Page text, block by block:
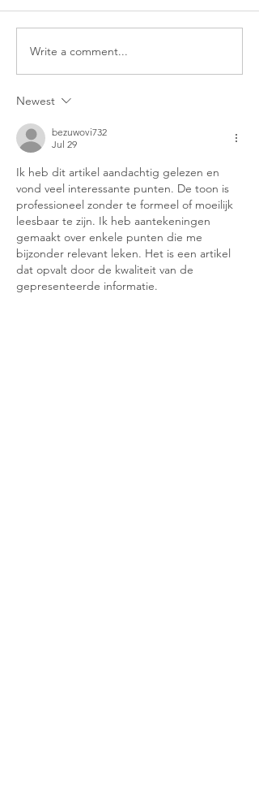
Write a comment...
Newest
bezuwovi732
Jul 29
Ik heb dit artikel aandachtig gelezen en
vond veel interessante punten. De toon is
professioneel zonder te formeel of moeilijk
leesbaar te zijn. Ik heb aantekeningen
gemaakt over enkele punten die me
bijzonder relevant leken. Het is een artikel
dat opvalt door de kwaliteit van de
gepresenteerde informatie.